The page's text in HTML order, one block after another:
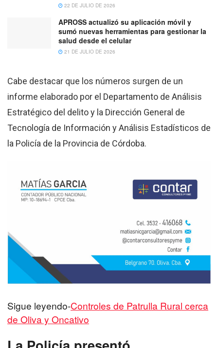
22 DE JULIO DE 2026
APROSS actualizó su aplicación móvil y
sumó nuevas herramientas para gestionar la
salud desde el celular
21 DE JULIO DE 2026
Cabe destacar que los números surgen de un
informe elaborado por el Departamento de Análisis
Estratégico del delito y la Dirección General de
Tecnología de Información y Análisis Estadísticos de
la Policía de la Provincia de Córdoba.
Sigue leyendo-Controles de Patrulla Rural cerca
de Oliva y Oncativo